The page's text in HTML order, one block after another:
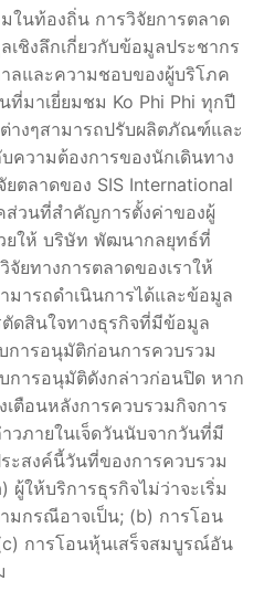
ในท้องถิ่น การวิจัยการตลาด
เชิงลึกเกี่ยวกับข้อมูลประชากร
ลและความชอบของผู้บริโภค
ที่มาเยี่ยมชม Ko Phi Phi ทุกปี
างๆสามารถปรับผลิตภัณฑ์และ
ความต้องการของนักเดินทาง
ตลาดของ SIS International
วนที่สำคัญการตั้งค่าของผู้
ยให้ บริษัท พัฒนากลยุทธ์ที่
ยทางการตลาดของเราให้
ารถดำเนินการได้และข้อมูล
ตัดสินใจทางธุรกิจที่มีข้อมูล
การอนุมัติก่อนการควบรวม
การอนุมัติดังกล่าวก่อนปิด หาก
ตือนหลังการควบรวมกิจการ
วภายในเจ็ดวันนับจากวันที่มี
ะสงค์นี้วันที่ของการควบรวม
ให้บริการธุรกิจไม่ว่าจะเริ่ม
มกรณีอาจเป็น; (b) การโอน
การโอนหุ้นเสร็จสมบูรณ์อัน